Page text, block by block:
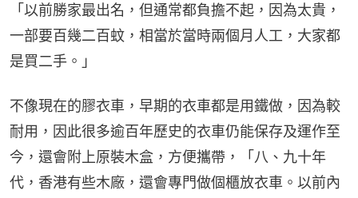
「以前勝家最出名，但通常都負擔不起，因為太貴，
一部要百幾二百蚊，相當於當時兩個月人工，大家都
是買二手。」
不像現在的膠衣車，早期的衣車都是用鐵做，因為較
耐用，因此很多逾百年歷史的衣車仍能保存及運作至
今，還會附上原裝木盒，方便攜帶，「八、九十年
代，香港有些木廠，還會專門做個櫃放衣車。以前內